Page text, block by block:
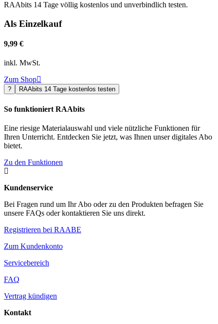
RAAbits 14 Tage völlig kostenlos und unverbindlich testen.
Als Einzelkauf
9,99 €
inkl. MwSt.
Zum Shop
? RAAbits 14 Tage kostenlos testen
So funktioniert RAAbits
Eine riesige Materialauswahl und viele nützliche Funktionen für
Ihren Unterricht. Entdecken Sie jetzt, was Ihnen unser digitales Abo
bietet.
Zu den Funktionen

Kundenservice
Bei Fragen rund um Ihr Abo oder zu den Produkten befragen Sie
unsere FAQs oder kontaktieren Sie uns direkt.
Registrieren bei RAABE
Zum Kundenkonto
Servicebereich
FAQ
Vertrag kündigen
Kontakt